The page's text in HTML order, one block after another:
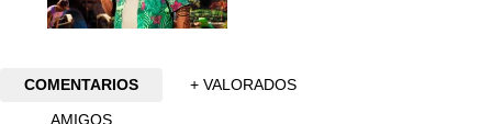
COMENTARIOS
+ VALORADOS
AMIGOS